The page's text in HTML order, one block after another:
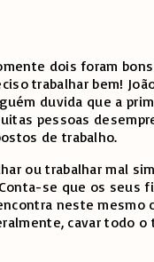
dois foram
trabalhar bem!
duvida que a
pessoas
de trabalho.
ou trabalhar mal
se que os seus
neste mesmo
cavar todo